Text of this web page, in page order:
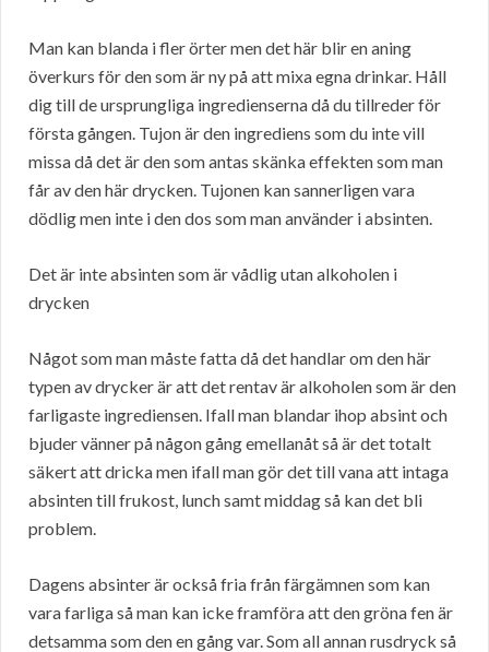
Man kan blanda i fler örter men det här blir en aning
överkurs för den som är ny på att mixa egna drinkar. Håll
dig till de ursprungliga ingredienserna då du tillreder för
första gången. Tujon är den ingrediens som du inte vill
missa då det är den som antas skänka effekten som man
får av den här drycken. Tujonen kan sannerligen vara
dödlig men inte i den dos som man använder i absinten.
Det är inte absinten som är vådlig utan alkoholen i
drycken
Något som man måste fatta då det handlar om den här
typen av drycker är att det rentav är alkoholen som är den
farligaste ingrediensen. Ifall man blandar ihop absint och
bjuder vänner på någon gång emellanåt så är det totalt
säkert att dricka men ifall man gör det till vana att intaga
absinten till frukost, lunch samt middag så kan det bli
problem.
Dagens absinter är också fria från färgämnen som kan
vara farliga så man kan icke framföra att den gröna fen är
detsamma som den en gång var. Som all annan rusdryck så